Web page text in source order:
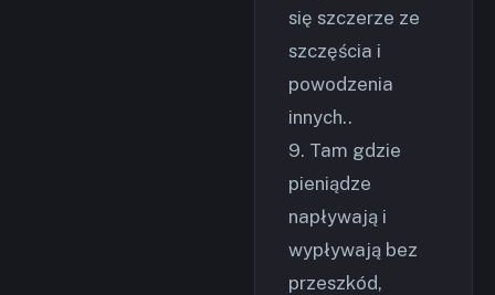
się szczerze ze
szczęścia i
powodzenia
innych..
9. Tam gdzie
pieniądze
napływają i
wypływają bez
przeszkód,